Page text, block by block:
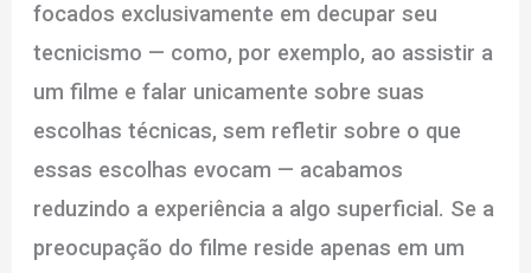
focados exclusivamente em decupar seu
tecnicismo — como, por exemplo, ao assistir a
um filme e falar unicamente sobre suas
escolhas técnicas, sem refletir sobre o que
essas escolhas evocam — acabamos
reduzindo a experiência a algo superficial. Se a
preocupação do filme reside apenas em um